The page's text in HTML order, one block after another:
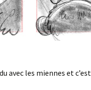
avec les miennes et